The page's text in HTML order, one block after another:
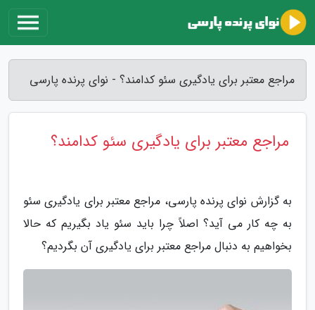
مراجع معتبر برای یادگیری سئو کدامند؟ - نوای پرنده پارسی
مراجع معتبر برای یادگیری سئو کدامند؟
به گزارش نوای پرنده پارسی، مراجع معتبر برای یادگیری سئو
به چه کار می آید؟ اصلاً چرا باید سئو یاد بگیریم که حالا
بخواهیم به دنبال مراجع معتبر برای یادگیری آن بگردیم؟